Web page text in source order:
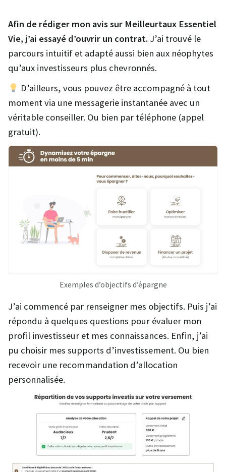
Afin de rédiger mon avis sur Meilleurtaux Essentiel
Vie, j’ai essayé d’ouvrir un contrat. J’ai trouvé le
parcours intuitif et adapté aussi bien aux néophytes
qu’aux investisseurs plus chevronnés.
D’ailleurs, vous pouvez être accompagné à tout
moment via une messagerie instantanée avec un
véritable conseiller. Ou bien par téléphone (appel
gratuit).
Exemples d’objectifs d’épargne
J’ai commencé par renseigner mes objectifs. Puis j’ai
répondu à quelques questions pour évaluer mon
profil investisseur et mes connaissances. Enfin, j’ai
pu choisir mes supports d’investissement. Ou bien
recevoir une recommandation d’allocation
personnalisée.